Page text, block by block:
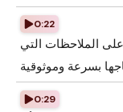
0:22
على الملاحظات التي
0:29